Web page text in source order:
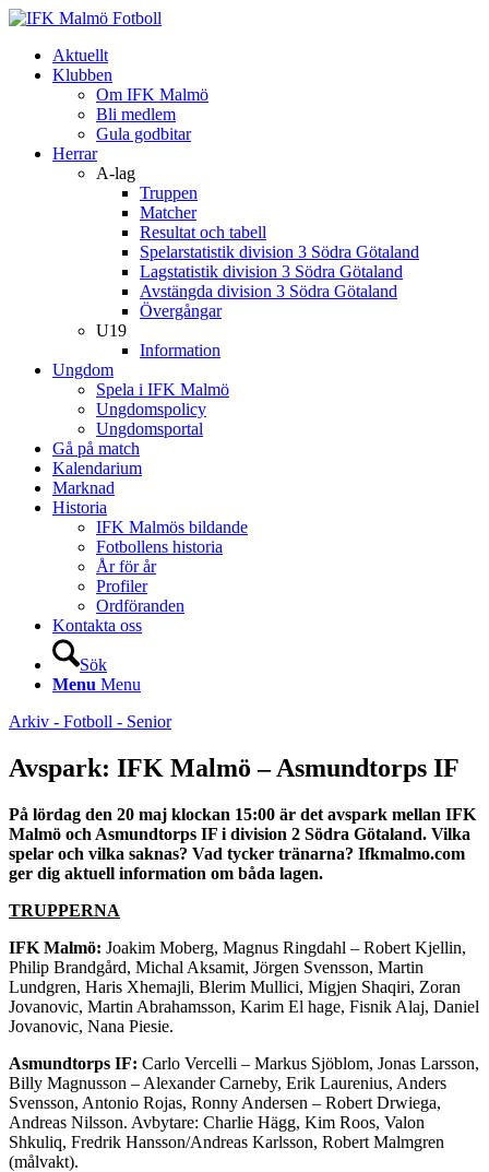
Aktuellt
Klubben
Om IFK Malmö
Bli medlem
Gula godbitar
Herrar
A-lag
Truppen
Matcher
Resultat och tabell
Spelarstatistik division 3 Södra Götaland
Lagstatistik division 3 Södra Götaland
Avstängda division 3 Södra Götaland
Övergångar
U19
Information
Ungdom
Spela i IFK Malmö
Ungdomspolicy
Ungdomsportal
Gå på match
Kalendarium
Marknad
Historia
IFK Malmös bildande
Fotbollens historia
År för år
Profiler
Ordföranden
Kontakta oss
Sök
Menu Menu
Arkiv - Fotboll - Senior
Avspark: IFK Malmö – Asmundtorps IF
På lördag den 20 maj klockan 15:00 är det avspark mellan IFK
Malmö och Asmundtorps IF i division 2 Södra Götaland. Vilka
spelar och vilka saknas? Vad tycker tränarna? Ifkmalmo.com
ger dig aktuell information om båda lagen.
TRUPPERNA
IFK Malmö: Joakim Moberg, Magnus Ringdahl – Robert Kjellin,
Philip Brandgård, Michal Aksamit, Jörgen Svensson, Martin
Lundgren, Haris Xhemajli, Blerim Mullici, Migjen Shaqiri, Zoran
Jovanovic, Martin Abrahamsson, Karim El hage, Fisnik Alaj, Daniel
Jovanovic, Nana Piesie.
Asmundtorps IF: Carlo Vercelli – Markus Sjöblom, Jonas Larsson,
Billy Magnusson – Alexander Carneby, Erik Laurenius, Anders
Svensson, Antonio Rojas, Ronny Andersen – Robert Drwiega,
Andreas Nilsson. Avbytare: Charlie Hägg, Kim Roos, Valon
Shkuliq, Fredrik Hansson/Andreas Karlsson, Robert Malmgren
(målvakt).